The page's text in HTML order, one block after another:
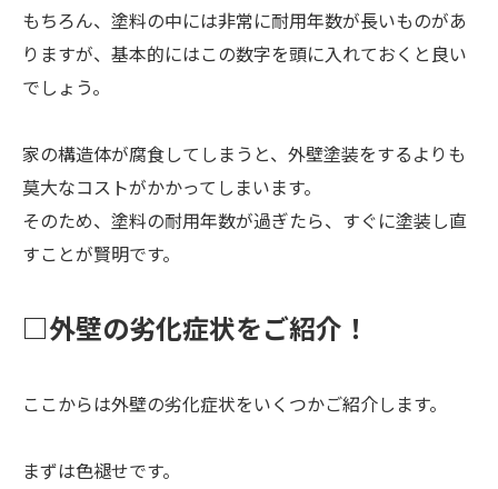
もちろん、塗料の中には非常に耐用年数が長いものがあ
りますが、基本的にはこの数字を頭に入れておくと良い
でしょう。
家の構造体が腐食してしまうと、外壁塗装をするよりも
莫大なコストがかかってしまいます。
そのため、塗料の耐用年数が過ぎたら、すぐに塗装し直
すことが賢明です。
□外壁の劣化症状をご紹介！
ここからは外壁の劣化症状をいくつかご紹介します。
まずは色褪せです。